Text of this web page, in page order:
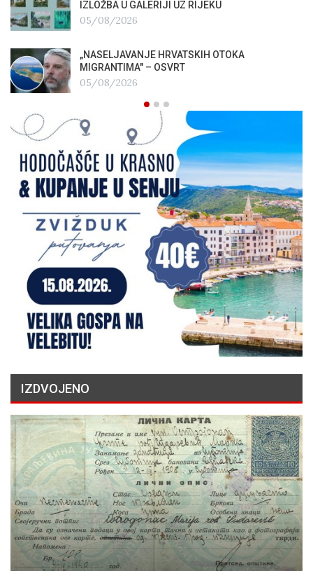
IZLOŽBA U GALERIJI UZ RIJEKU
05/08/2026
„NASELJAVANJE HRVATSKIH OTOKA
MIGRANTIMA″ – OSVRT
05/08/2026
IZDVOJENO